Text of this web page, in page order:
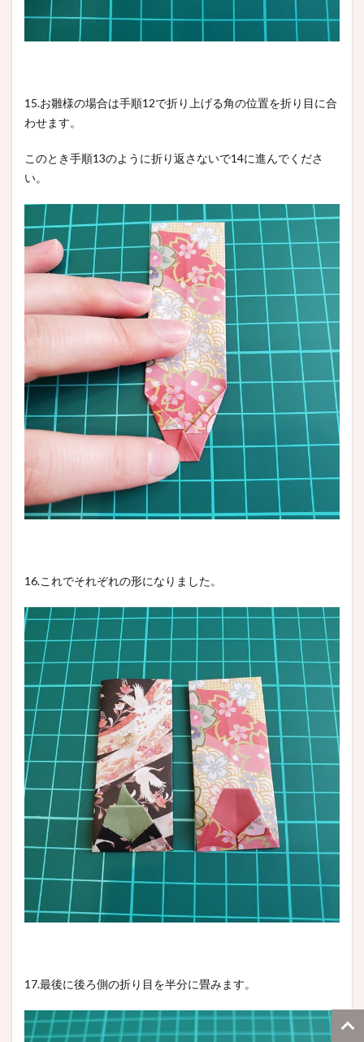
15.お雛様の場合は手順12で折り上げる角の位置を折り目に合
わせます。
このとき手順13のように折り返さないで14に進んでくださ
い。
16.これでそれぞれの形になりました。
17.最後に後ろ側の折り目を半分に畳みます。